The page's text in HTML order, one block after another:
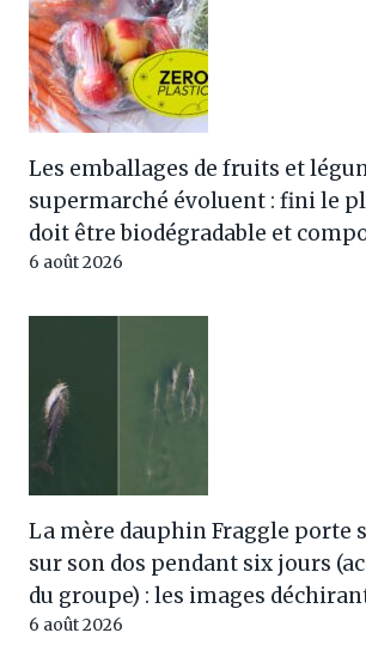
Les emballages de fruits et
supermarché évoluent : fini le
doit être biodégradable et
6 août 2026
La mère dauphin Fraggle porte
sur son dos pendant six jours
du groupe) : les images
6 août 2026